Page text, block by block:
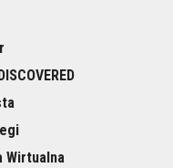
Wirtualna